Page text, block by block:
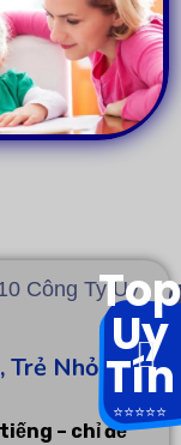
Công Ty Uy
Trẻ Nhỏ Tại
– chỉ để
Top
Uy
Tín
⭐️⭐️⭐️⭐️⭐️